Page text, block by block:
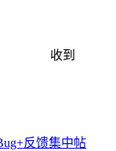
收到
反馈集中帖